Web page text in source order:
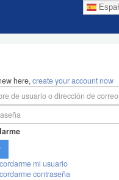
here,create your account now
mi usuario
contraseña